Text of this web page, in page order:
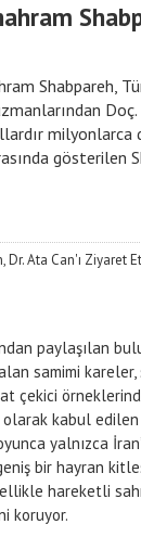
Shabpareh,
gösterilen
paylaşılan
samimi kareler,
çekici
kabul edilen
yalnızca
bir hayran
hareketli
koruyor.